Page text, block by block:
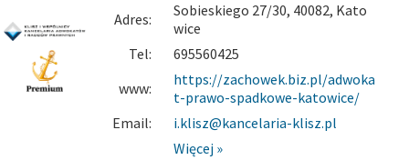
Adres:
Sobieskiego 27/30, 40082, Kato
wice
Tel:
695560425
www:
https://zachowek.biz.pl/adwoka
t-prawo-spadkowe-katowice/
Email:
i.klisz@kancelaria-klisz.pl
Więcej »